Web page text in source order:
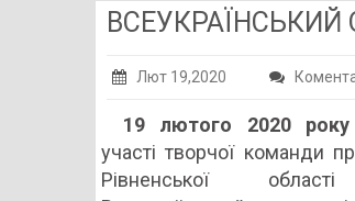
ВСЕУКРАЇНСЬКИЙ
Лют 19,2020
19 лютого 2020 року
участі творчої команди
Рівненської